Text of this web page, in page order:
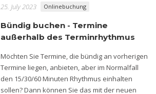
25. July 2023 Onlinebuchung
Bündig buchen - Termine
außerhalb des Terminrhythmus
Möchten Sie Termine, die bündig an vorherigen
Termine liegen, anbieten, aber im Normalfall
den 15/30/60 Minuten Rhythmus einhalten
sollen? Dann können Sie das mit der neuen